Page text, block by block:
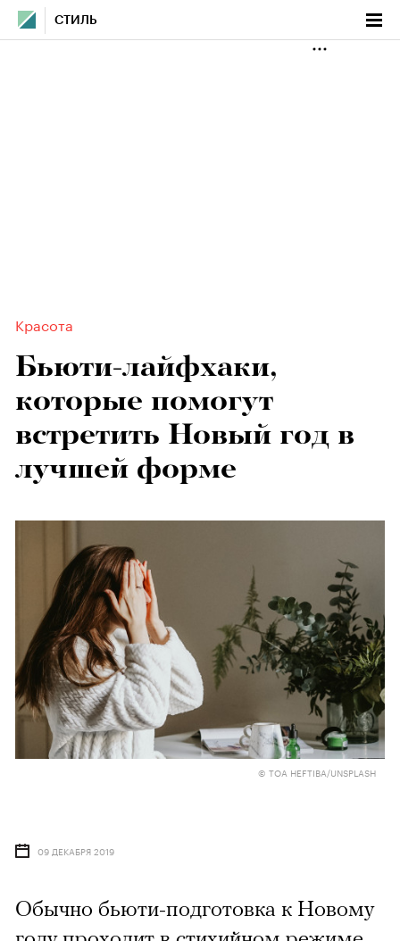
СТИЛЬ
Красота
Бьюти-лайфхаки,
которые помогут
встретить Новый год в
лучшей форме
© TOA HEFTIBA/UNSPLASH
09 ДЕКАБРЯ 2019
Обычно бьюти-подготовка к Новому